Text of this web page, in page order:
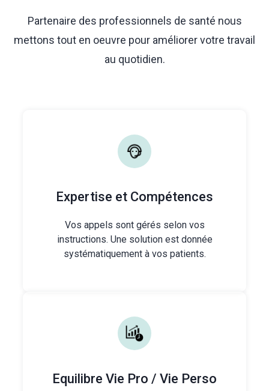
Partenaire des professionnels de santé nous
mettons tout en oeuvre pour améliorer votre travail
au quotidien.
Expertise et Compétences
Vos appels sont gérés selon vos
instructions. Une solution est donnée
systématiquement à vos patients.
Equilibre Vie Pro / Vie Perso